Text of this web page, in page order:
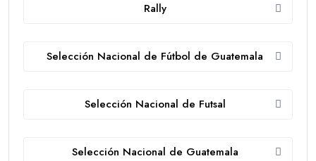
Rally
Selección Nacional de Fútbol de Guatemala
Selección Nacional de Futsal
Selección Nacional de Guatemala